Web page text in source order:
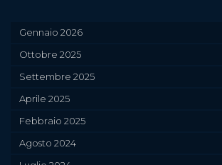
Gennaio 2026
Ottobre 2025
Settembre 2025
Aprile 2025
Febbraio 2025
Agosto 2024